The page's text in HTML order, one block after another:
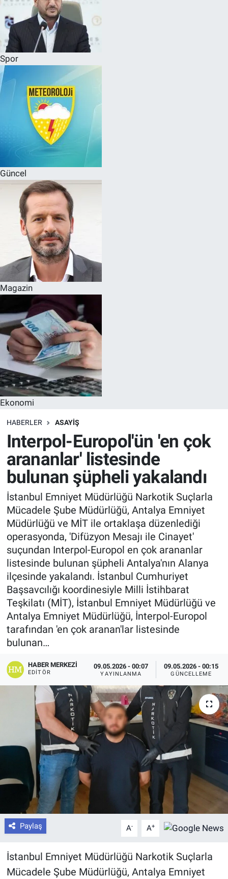
Spor
Güncel
Magazin
Ekonomi
HABERLER ASAYIŞ
Interpol-Europol'ün 'en çok
arananlar' listesinde
bulunan şüpheli yakalandı
İstanbul Emniyet Müdürlüğü Narkotik Suçlarla
Mücadele Şube Müdürlüğü, Antalya Emniyet
Müdürlüğü ve MİT ile ortaklaşa düzenlediği
operasyonda, 'Difüzyon Mesajı ile Cinayet'
suçundan Interpol-Europol en çok arananlar
listesinde bulunan şüpheli Antalya'nın Alanya
ilçesinde yakalandı. İstanbul Cumhuriyet
Başsavcılığı koordinesiyle Milli İstihbarat
Teşkilatı (MİT), İstanbul Emniyet Müdürlüğü ve
Antalya Emniyet Müdürlüğü, İnterpol-Europol
tarafından 'en çok aranan'lar listesinde
bulunan…
HABER MERKEZI
EDITÖR
09.05.2026 - 00:07
YAYINLANMA
09.05.2026 - 00:15
GÜNCELLEME
Paylaş A- A+
İstanbul Emniyet Müdürlüğü Narkotik Suçlarla
Mücadele Şube Müdürlüğü, Antalya Emniyet